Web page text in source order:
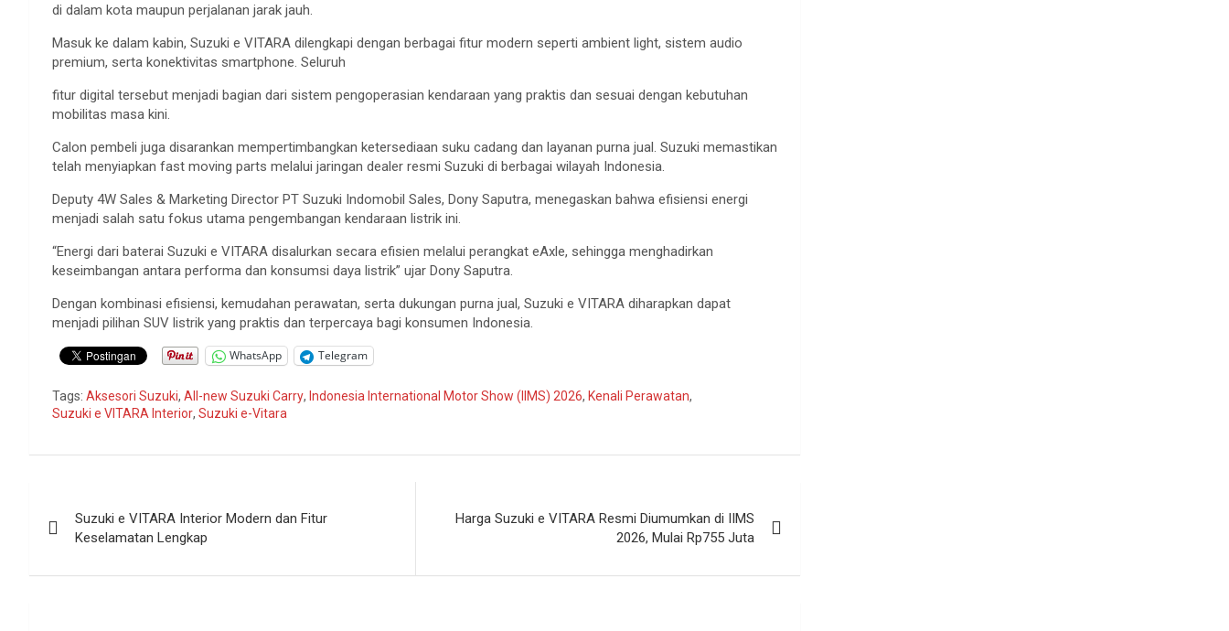
di dalam kota maupun perjalanan jarak jauh.
Masuk ke dalam kabin, Suzuki e VITARA dilengkapi dengan berbagai fitur modern seperti ambient light, sistem audio
premium, serta konektivitas smartphone. Seluruh
fitur digital tersebut menjadi bagian dari sistem pengoperasian kendaraan yang praktis dan sesuai dengan kebutuhan
mobilitas masa kini.
Calon pembeli juga disarankan mempertimbangkan ketersediaan suku cadang dan layanan purna jual. Suzuki memastikan
telah menyiapkan fast moving parts melalui jaringan dealer resmi Suzuki di berbagai wilayah Indonesia.
Deputy 4W Sales & Marketing Director PT Suzuki Indomobil Sales, Dony Saputra, menegaskan bahwa efisiensi energi
menjadi salah satu fokus utama pengembangan kendaraan listrik ini.
“Energi dari baterai Suzuki e VITARA disalurkan secara efisien melalui perangkat eAxle, sehingga menghadirkan
keseimbangan antara performa dan konsumsi daya listrik” ujar Dony Saputra.
Dengan kombinasi efisiensi, kemudahan perawatan, serta dukungan purna jual, Suzuki e VITARA diharapkan dapat
menjadi pilihan SUV listrik yang praktis dan terpercaya bagi konsumen Indonesia.
WhatsApp Telegram
Tags: Aksesori Suzuki, All-new Suzuki Carry, Indonesia International Motor Show (IIMS) 2026, Kenali Perawatan,
Suzuki e VITARA Interior, Suzuki e-Vitara
pos
Suzuki e VITARA Interior Modern dan Fitur
Keselamatan Lengkap
Harga Suzuki e VITARA Resmi Diumumkan di IIMS
2026, Mulai Rp755 Juta